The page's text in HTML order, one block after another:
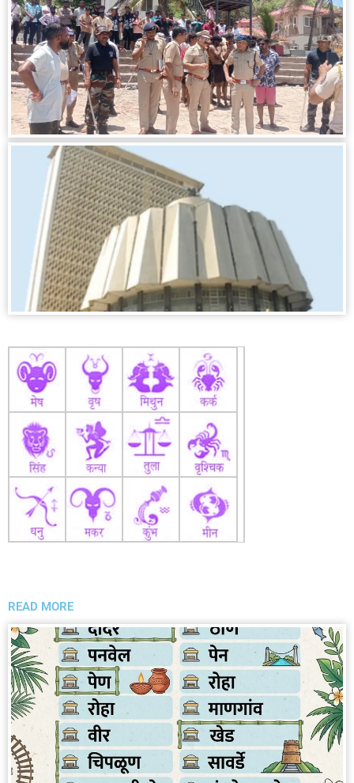
READ MORE